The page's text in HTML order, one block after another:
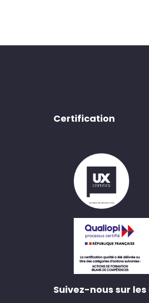
Certification
Suivez-nous sur